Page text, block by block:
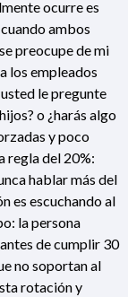
ocurre es
ambos
preocupe de mi
los empleados
le pregunte
o ¿harás algo
y poco
regla del 20%:
hablar más del
es escuchando al
la persona
de cumplir 30
no soportan al
rotación y